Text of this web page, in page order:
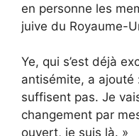
en personne les
juive du Royaume-
Ye, qui s’est déjà
antisémite, a ajouté
suffisent pas. Je
changement par
ouvert, je suis là. »